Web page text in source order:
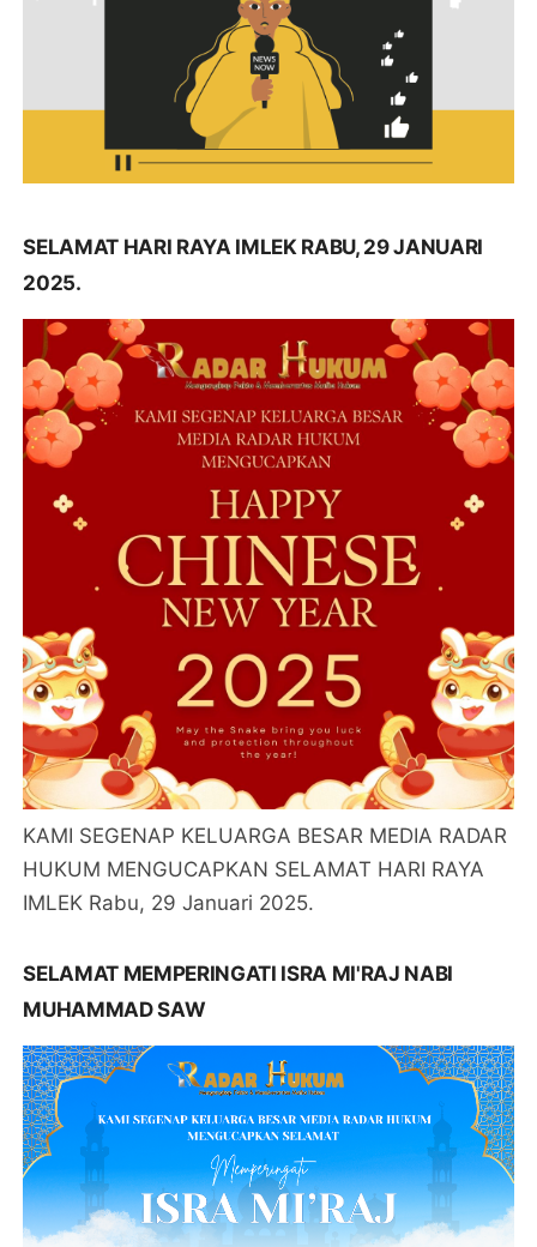
SELAMAT HARI RAYA IMLEK RABU, 29 JANUARI
2025.
KAMI SEGENAP KELUARGA BESAR MEDIA RADAR
HUKUM MENGUCAPKAN SELAMAT HARI RAYA
IMLEK Rabu, 29 Januari 2025.
SELAMAT MEMPERINGATI ISRA MI'RAJ NABI
MUHAMMAD SAW